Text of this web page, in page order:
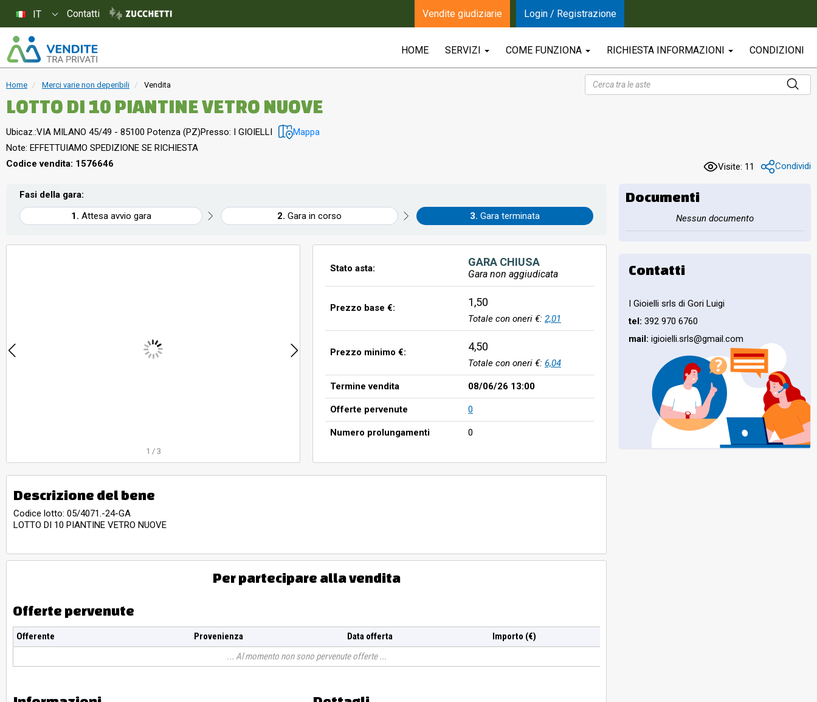
HOME SERVIZI COME FUNZIONA RICHIESTA INFORMAZIONI CONDIZIONI
Home Merci varie non deperibili Vendita
LOTTO DI 10 PIANTINE VETRO NUOVE
Ubicaz.:VIA MILANO 45/49 - 85100 Potenza (PZ)Presso: I GIOIELLI Mappa
Note: EFFETTUIAMO SPEDIZIONE SE RICHIESTA
Codice vendita: 1576646
Visite: 11 Condividi
Fasi della gara:
Attesa avvio gara
Gara in corso Gara terminata
1 / 3
Stato asta: GARA CHIUSA
Gara non aggiudicata
Prezzo base €: 1,50
Totale con oneri €: 2,01
Prezzo minimo €: 4,50
Totale con oneri €: 6,04
Termine vendita 08/06/26 13:00
Offerte pervenute 0
Numero prolungamenti 0
Descrizione del bene
Codice lotto: 05/4071.-24-GA
LOTTO DI 10 PIANTINE VETRO NUOVE
Per partecipare alla vendita
Offerte pervenute
Offerente Provenienza Data offerta
Importo (€)
Al momento non sono pervenute offerte
Documenti
Nessun documento
Contatti
I Gioielli srls di Gori Luigi
tel: 392 970 6760
mail: igioielli.srls@gmail.com
IT Contatti Vendite giudiziarie Login / Registrazione